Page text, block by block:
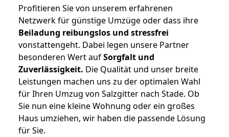
Profitieren Sie von unserem erfahrenen
Netzwerk für günstige Umzüge oder dass ihre
Beiladung reibungslos und stressfrei
vonstattengeht. Dabei legen unsere Partner
besonderen Wert aufSorgfalt und
Zuverlässigkeit. Die Qualität und unser breite
Leistungen machen uns zu der optimalen Wahl
für Ihren Umzug von Salzgitter nach Stade. Ob
Sie nun eine kleine Wohnung oder ein großes
Haus umziehen, wir haben die passende Lösung
für Sie.